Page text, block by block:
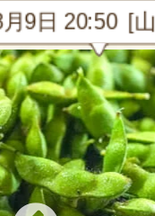
県]